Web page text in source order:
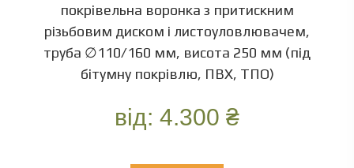
покрівельна воронка з притискним
різьбовим диском і листоуловлювачем,
труба ∅110/160 мм, висота 250 мм (під
бітумну покрівлю, ПВХ, ТПО)
від: 4.300 ₴